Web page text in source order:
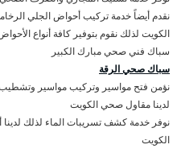
نقدم أيضاً خدمة تركيب أحواض الجلي
الكويت لذلك نقوم بتوفير كافة أنواع
سباك فني صحي مبارك الكبير
سباك صحي الرقة
نؤمن فتح مواسير وتركيب مواسير وتشطيب
لدينا مقاول صحي الكويت
نوفر خدمة كشف تسريبات الماء لذلك
الكويت